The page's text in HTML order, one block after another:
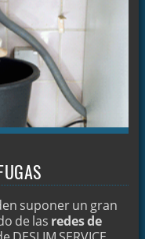
CÁDIZ
suponer un gran
de las redes de